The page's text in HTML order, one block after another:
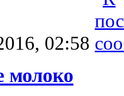
02:58
молоко